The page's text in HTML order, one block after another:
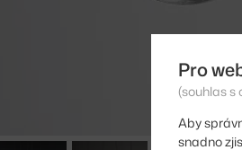
Pro
(souhlas s
Aby
snadno